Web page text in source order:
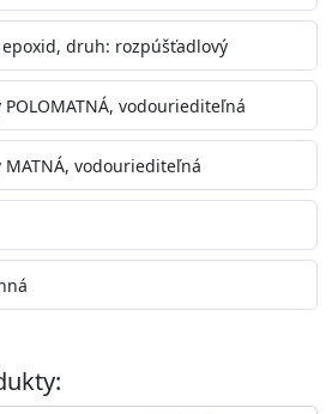
druh: rozpúšťadlový
vodouriediteľná
vodouriediteľná